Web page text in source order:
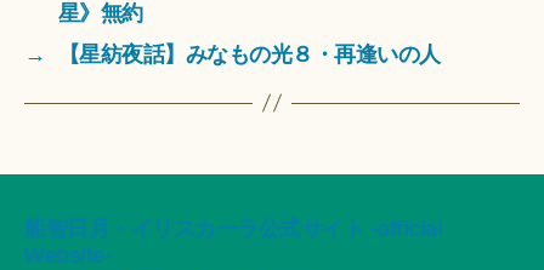
星》無約
→
【星紡夜話】みなもの光８・再逢いの人
船智日月・イリスカーラ公式サイト -official
Website-